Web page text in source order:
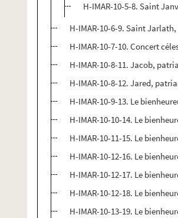
H-IMAR-10-5-8. Saint
H-IMAR-10-6-9. Saint Jarlath,
H-IMAR-10-7-10. Concert
H-IMAR-10-8-11. Jacob,
H-IMAR-10-8-12. Jared,
H-IMAR-10-9-13. Le
H-IMAR-10-10-14. Le
H-IMAR-10-11-15. Le
H-IMAR-10-12-16. Le
H-IMAR-10-12-17. Le
H-IMAR-10-12-18. Le
H-IMAR-10-13-19. Le